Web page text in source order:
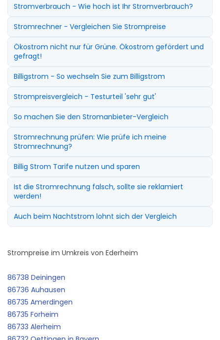
Stromverbrauch - Wie hoch ist Ihr Stromverbrauch?
Stromrechner - Vergleichen Sie Strompreise
Ökostrom nicht nur für Grüne. Ökostrom gefördert und
gefragt!
Billigstrom - So wechseln Sie zum Billigstrom
Strompreisvergleich - Testurteil 'sehr gut'
So machen Sie den Stromanbieter-Vergleich
Stromrechnung prüfen: Wie prüfe ich meine
Stromrechnung?
Billig Strom Tarife nutzen und sparen
Ist die Stromrechnung falsch, sollte sie reklamiert
werden!
Auch beim Nachtstrom lohnt sich der Vergleich
Strompreise im Umkreis von Ederheim
86738 Deiningen
86736 Auhausen
86735 Amerdingen
86735 Forheim
86733 Alerheim